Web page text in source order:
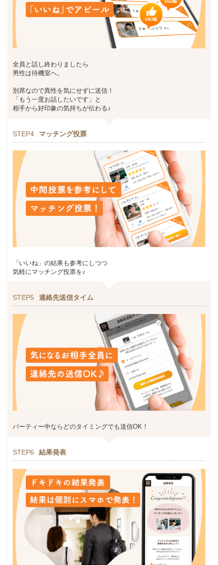
全員と話し終わりましたら
男性は待機室へ。
別席なので異性を気にせずに送信！
「もう一度お話したいです」と
相手から好印象の気持ちが伝わる♪
STEP4 マッチング投票
「いいね」の結果も参考にしつつ
気軽にマッチング投票を♪
STEP5 連絡先送信タイム
パーティー中ならどのタイミングでも送信OK！
STEP6 結果発表